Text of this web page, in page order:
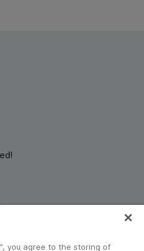
you agree to the storing of